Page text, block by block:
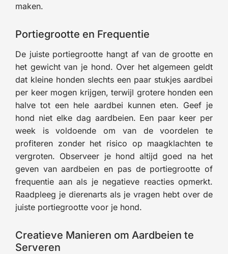
maken.
Portiegrootte en Frequentie
De juiste portiegrootte hangt af van de grootte en
het gewicht van je hond. Over het algemeen geldt
dat kleine honden slechts een paar stukjes aardbei
per keer mogen krijgen, terwijl grotere honden een
halve tot een hele aardbei kunnen eten. Geef je
hond niet elke dag aardbeien. Een paar keer per
week is voldoende om van de voordelen te
profiteren zonder het risico op maagklachten te
vergroten. Observeer je hond altijd goed na het
geven van aardbeien en pas de portiegrootte of
frequentie aan als je negatieve reacties opmerkt.
Raadpleeg je dierenarts als je vragen hebt over de
juiste portiegrootte voor je hond.
Creatieve Manieren om Aardbeien te
Serveren